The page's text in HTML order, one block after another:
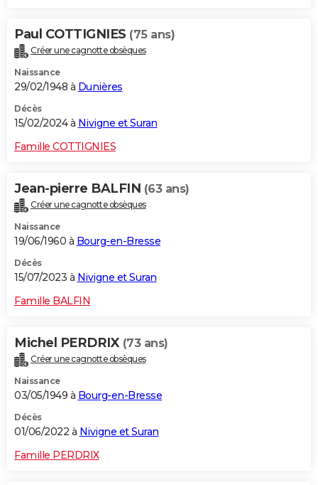
Paul COTTIGNIES (75 ans)
Créer une cagnotte obsèques
Naissance
29/02/1948 à Dunières
Décès
15/02/2024 à Nivigne et Suran
Famille COTTIGNIES
Jean-pierre BALFIN (63 ans)
Créer une cagnotte obsèques
Naissance
19/06/1960 à Bourg-en-Bresse
Décès
15/07/2023 à Nivigne et Suran
Famille BALFIN
Michel PERDRIX (73 ans)
Créer une cagnotte obsèques
Naissance
03/05/1949 à Bourg-en-Bresse
Décès
01/06/2022 à Nivigne et Suran
Famille PERDRIX